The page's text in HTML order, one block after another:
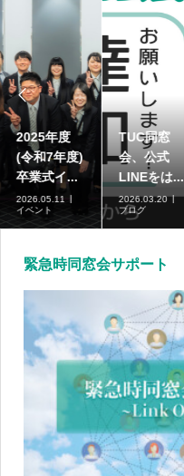

2025年度
(令和7年度)
卒業式イ...
2026.05.11
イベント
TUC同窓
会、公式
LINEをは...
2026.03.20
ブログ
緊急時同窓会サポート